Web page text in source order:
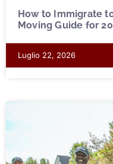
How to Immigrate
Moving Guide for
Luglio 22, 2026